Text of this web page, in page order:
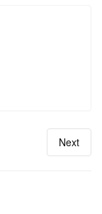
Next